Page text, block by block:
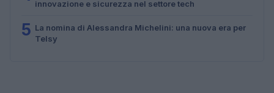
innovazione e sicurezza nel settore tech
5 La nomina di Alessandra Michelini: una nuova era per
Telsy